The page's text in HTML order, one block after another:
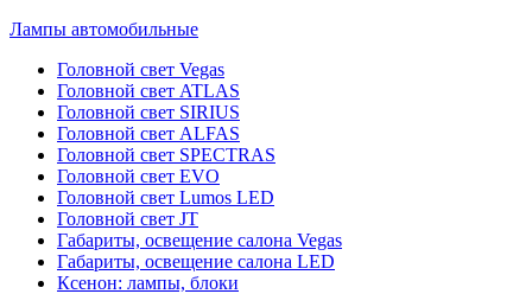
Лампы автомобильные
Головной свет Vegas
Головной свет ATLAS
Головной свет SIRIUS
Головной свет ALFAS
Головной свет SPECTRAS
Головной свет EVO
Головной свет Lumos LED
Головной свет JT
Габариты, освещение салона Vegas
Габариты, освещение салона LED
Ксенон: лампы, блоки